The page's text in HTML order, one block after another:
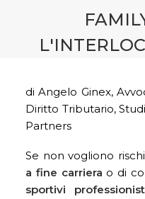
di Angelo Ginex,
Diritto Tributario,
Partners
Se non vogliono
a fine carriera o di
sportivi